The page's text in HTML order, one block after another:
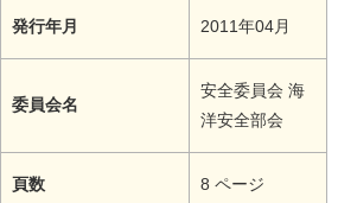
発行年月 2011年04月
委員会名
安全委員会 海
洋安全部会
頁数 8 ページ